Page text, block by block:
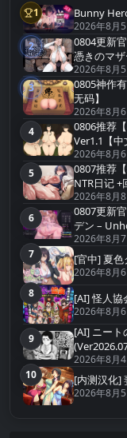
第1名
1 Bunny
2026年8月5
第2名
2
0804更新
憑きのマザ
2026年8月5
第3名
3
0805神作
无码】
2026年8月6
第4名
4
0806推荐
Ver1.1【中
2026年8月6
第5名
5
0807推荐
NTR日记 +
2026年8月8
第6名
6
0807更新
デン –
2026年8月7
第7名
7 [官中] 夏色
2026年8月6
第8名
8 [AI] 怪人協
2026年8月6
第9名
9
[AI] ニー
2026年8月4
第10名
10
2026年8月5